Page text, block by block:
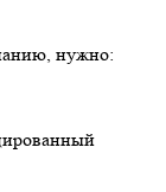
нужно: